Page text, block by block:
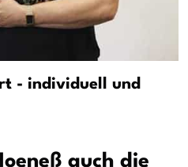
- individuell und
auch die